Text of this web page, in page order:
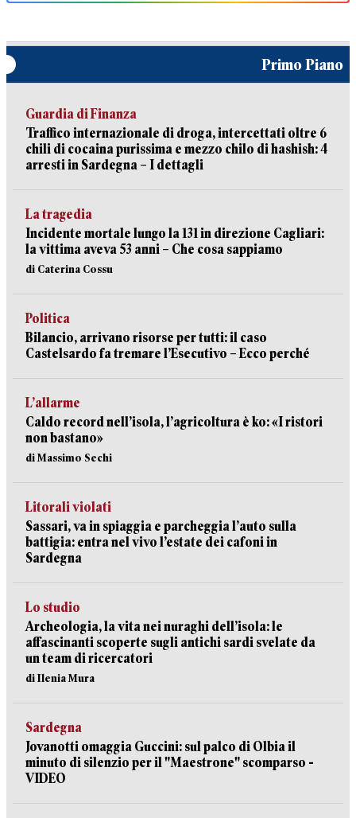
Primo Piano
Guardia di Finanza
Traffico internazionale di droga, intercettati oltre 6
chili di cocaina purissima e mezzo chilo di hashish: 4
arresti in Sardegna – I dettagli
La tragedia
Incidente mortale lungo la 131 in direzione Cagliari:
la vittima aveva 53 anni – Che cosa sappiamo
di Caterina Cossu
Politica
Bilancio, arrivano risorse per tutti: il caso
Castelsardo fa tremare l’Esecutivo – Ecco perché
L’allarme
Caldo record nell’isola, l’agricoltura è ko: «I ristori
non bastano»
di Massimo Sechi
Litorali violati
Sassari, va in spiaggia e parcheggia l’auto sulla
battigia: entra nel vivo l’estate dei cafoni in
Sardegna
Lo studio
Archeologia, la vita nei nuraghi dell’isola: le
affascinanti scoperte sugli antichi sardi svelate da
un team di ricercatori
di Ilenia Mura
Sardegna
Jovanotti omaggia Guccini: sul palco di Olbia il
minuto di silenzio per il "Maestrone" scomparso -
VIDEO